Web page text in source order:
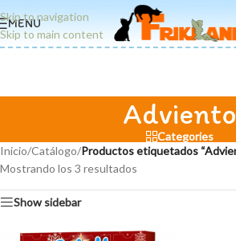
Skip to navigation
Skip to main content
MENU
Adviento
Categories
Inicio/Catálogo/Productos etiquetados
Mostrando los 3 resultados
Show sidebar